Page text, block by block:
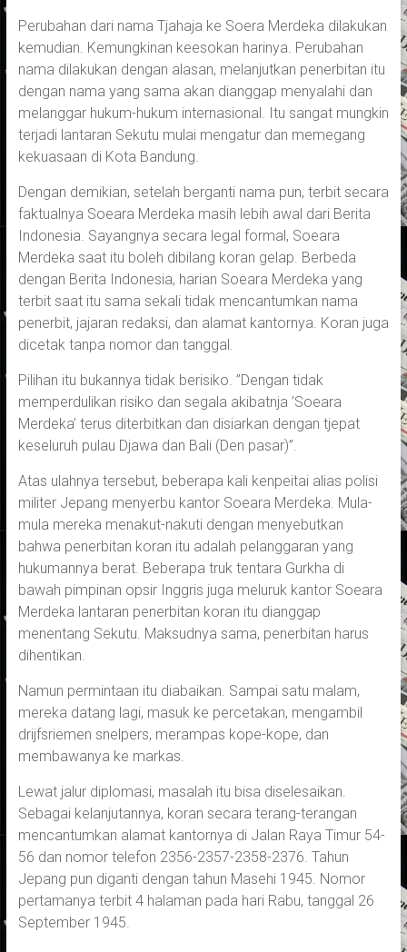
Perubahan dari nama Tjahaja ke Soera Merdeka dilakukan
kemudian. Kemungkinan keesokan harinya. Perubahan
nama dilakukan dengan alasan, melanjutkan penerbitan itu
dengan nama yang sama akan dianggap menyalahi dan
melanggar hukum-hukum internasional. Itu sangat mungkin
terjadi lantaran Sekutu mulai mengatur dan memegang
kekuasaan di Kota Bandung.
Dengan demikian, setelah berganti nama pun, terbit secara
faktualnya Soeara Merdeka masih lebih awal dari Berita
Indonesia. Sayangnya secara legal formal, Soeara
Merdeka saat itu boleh dibilang koran gelap. Berbeda
dengan Berita Indonesia, harian Soeara Merdeka yang
terbit saat itu sama sekali tidak mencantumkan nama
penerbit, jajaran redaksi, dan alamat kantornya. Koran juga
dicetak tanpa nomor dan tanggal.
Pilihan itu bukannya tidak berisiko. ”Dengan tidak
memperdulikan risiko dan segala akibatnja ’Soeara
Merdeka’ terus diterbitkan dan disiarkan dengan tjepat
keseluruh pulau Djawa dan Bali (Den pasar)”.
Atas ulahnya tersebut, beberapa kali kenpeitai alias polisi
militer Jepang menyerbu kantor Soeara Merdeka. Mula-
mula mereka menakut-nakuti dengan menyebutkan
bahwa penerbitan koran itu adalah pelanggaran yang
hukumannya berat. Beberapa truk tentara Gurkha di
bawah pimpinan opsir Inggris juga meluruk kantor Soeara
Merdeka lantaran penerbitan koran itu dianggap
menentang Sekutu. Maksudnya sama, penerbitan harus
dihentikan.
Namun permintaan itu diabaikan. Sampai satu malam,
mereka datang lagi, masuk ke percetakan, mengambil
drijfsriemen snelpers, merampas kope-kope, dan
membawanya ke markas.
Lewat jalur diplomasi, masalah itu bisa diselesaikan.
Sebagai kelanjutannya, koran secara terang-terangan
mencantumkan alamat kantornya di Jalan Raya Timur 54-
56 dan nomor telefon 2356-2357-2358-2376. Tahun
Jepang pun diganti dengan tahun Masehi 1945. Nomor
pertamanya terbit 4 halaman pada hari Rabu, tanggal 26
September 1945.